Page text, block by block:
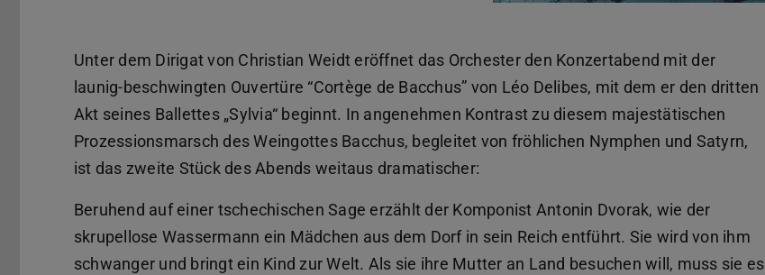
Unter dem Dirigat von Christian Weidt eröffnet das Orchester den Konzertabend mit der
launig-beschwingten Ouvertüre “Cortège de Bacchus” von Léo Delibes, mit dem er den dritten
Akt seines Ballettes „Sylvia“ beginnt. In angenehmen Kontrast zu diesem majestätischen
Prozessionsmarsch des Weingottes Bacchus, begleitet von fröhlichen Nymphen und Satyrn,
ist das zweite Stück des Abends weitaus dramatischer:
Beruhend auf einer tschechischen Sage erzählt der Komponist Antonin Dvorak, wie der
skrupellose Wassermann ein Mädchen aus dem Dorf in sein Reich entführt. Sie wird von ihm
schwanger und bringt ein Kind zur Welt. Als sie ihre Mutter an Land besuchen will, muss sie es